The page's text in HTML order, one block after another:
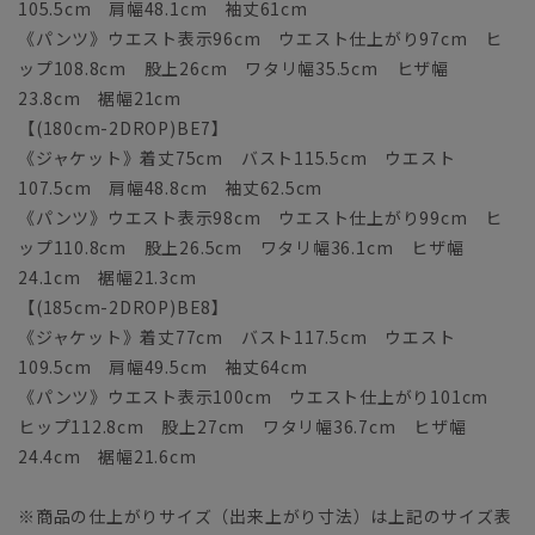
105.5cm 肩幅48.1cm 袖丈61cm
《パンツ》ウエスト表示96cm ウエスト仕上がり97cm ヒ
ップ108.8cm 股上26cm ワタリ幅35.5cm ヒザ幅
23.8cm 裾幅21cm
【(180cm-2DROP)BE7】
《ジャケット》着丈75cm バスト115.5cm ウエスト
107.5cm 肩幅48.8cm 袖丈62.5cm
《パンツ》ウエスト表示98cm ウエスト仕上がり99cm ヒ
ップ110.8cm 股上26.5cm ワタリ幅36.1cm ヒザ幅
24.1cm 裾幅21.3cm
【(185cm-2DROP)BE8】
《ジャケット》着丈77cm バスト117.5cm ウエスト
109.5cm 肩幅49.5cm 袖丈64cm
《パンツ》ウエスト表示100cm ウエスト仕上がり101cm
ヒップ112.8cm 股上27cm ワタリ幅36.7cm ヒザ幅
24.4cm 裾幅21.6cm
※商品の仕上がりサイズ（出来上がり寸法）は上記のサイズ表